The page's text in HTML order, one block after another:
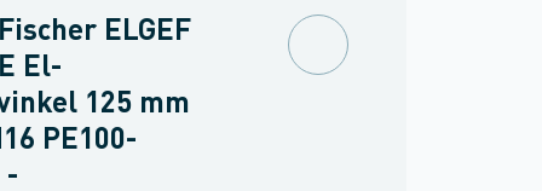
ELGEF
El-
125 mm
PE100-
-